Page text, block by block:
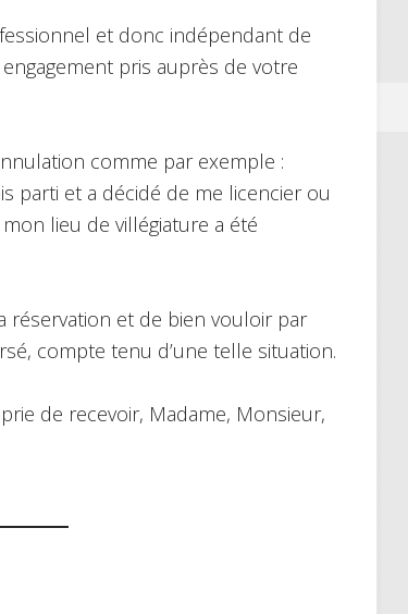
et donc indépendant de
pris auprès de votre
comme par exemple :
parti et a décidé de me licencier ou
lieu de villégiature a été
réservation et de bien vouloir par
compte tenu d’une telle situation.
de recevoir, Madame, Monsieur,